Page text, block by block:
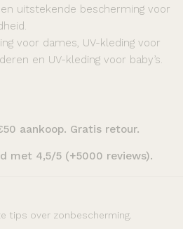
uitstekende bescherming voor
voor dames, UV-kleding voor
en UV-kleding voor baby’s.
aankoop. Gratis retour.
met 4,5/5 (+5000 reviews).
tips over zonbescherming.